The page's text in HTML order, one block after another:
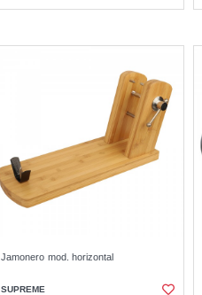
Jamonero mod. horizontal
SUPREME